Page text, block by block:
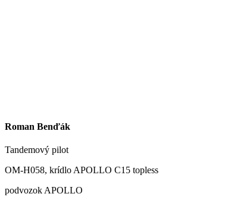
Roman Benďák
Tandemový pilot
OM-H058, krídlo APOLLO C15 topless
podvozok APOLLO